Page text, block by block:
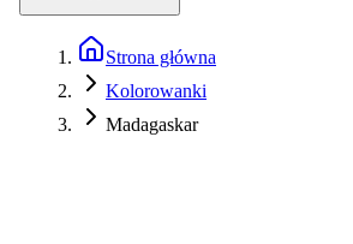
Strona główna
Kolorowanki
Madagaskar